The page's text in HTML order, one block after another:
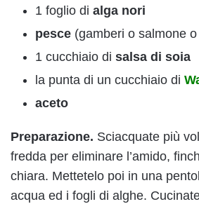
1 foglio di alga nori
pesce (gamberi o salmone
1 cucchiaio di salsa di soia
la punta di un cucchiaio di
aceto
Preparazione. Sciacquate più
fredda per eliminare l’amido,
chiara. Mettetelo poi in una
acqua ed i fogli di alghe.